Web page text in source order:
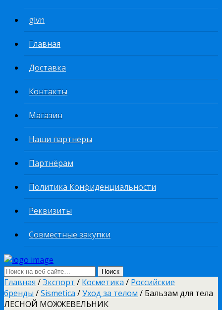
glvn
Главная
Доставка
Контакты
Магазин
Наши партнеры
Партнёрам
Политика Конфиденциальности
Реквизиты
Совместные закупки
Главная /Экспорт / Косметика / Российские
бренды /Sismetica /Уход за телом / Бальзам для тела
ЛЕСНОЙ МОЖЖЕВЕЛЬНИК